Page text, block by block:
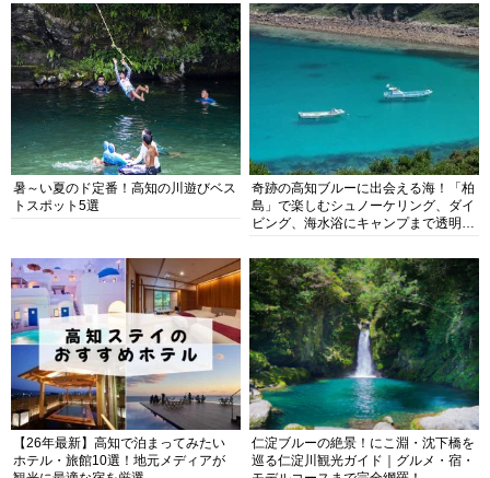
暑～い夏のド定番！高知の川遊びベス
トスポット5選
奇跡の高知ブルーに出会える海！「柏
島」で楽しむシュノーケリング、ダイ
ビング、海水浴にキャンプまで透明度
【26年最新】高知で泊まってみたい
ホテル・旅館10選！地元メディアが
仁淀ブルーの絶景！にこ淵・沈下橋を
巡る仁淀川観光ガイド｜グルメ・宿・